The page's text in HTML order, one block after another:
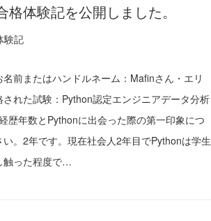
格体験記を公開しました。
験記
前またはハンドルネーム：Mafinさん・エリ
れた試験：Python認定エンジニアデータ分析
歴年数とPythonに出会った際の第一印象につ
。2年です。現在社会人2年目でPythonは学生
触った程度で…